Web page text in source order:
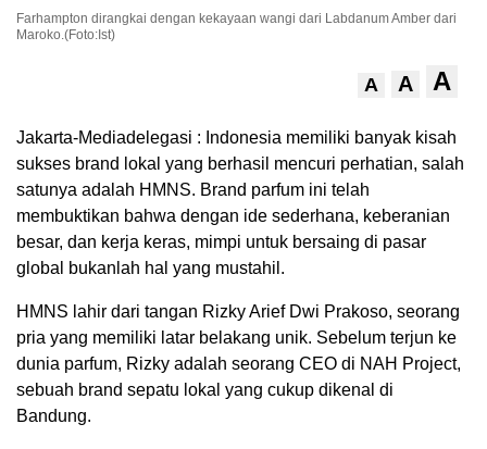
Farhampton dirangkai dengan kekayaan wangi dari Labdanum Amber dari
Maroko.(Foto:Ist)
A A A
Jakarta-Mediadelegasi : Indonesia memiliki banyak kisah
sukses brand lokal yang berhasil mencuri perhatian, salah
satunya adalah HMNS. Brand parfum ini telah
membuktikan bahwa dengan ide sederhana, keberanian
besar, dan kerja keras, mimpi untuk bersaing di pasar
global bukanlah hal yang mustahil.
HMNS lahir dari tangan Rizky Arief Dwi Prakoso, seorang
pria yang memiliki latar belakang unik. Sebelum terjun ke
dunia parfum, Rizky adalah seorang CEO di NAH Project,
sebuah brand sepatu lokal yang cukup dikenal di
Bandung.